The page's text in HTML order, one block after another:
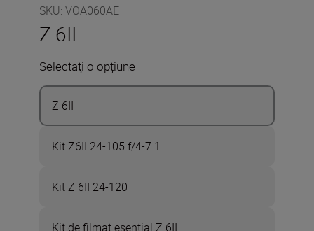
SKU: VOA060AE
Z 6II
Selectaţi o opțiune
Z 6II
Kit Z6II 24-105 f/4-7.1
Kit Z 6II 24-120
Kit de filmat esențial Z 6II